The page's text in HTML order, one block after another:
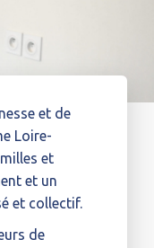
et de
Loire-
et
et un
et collectif.
de